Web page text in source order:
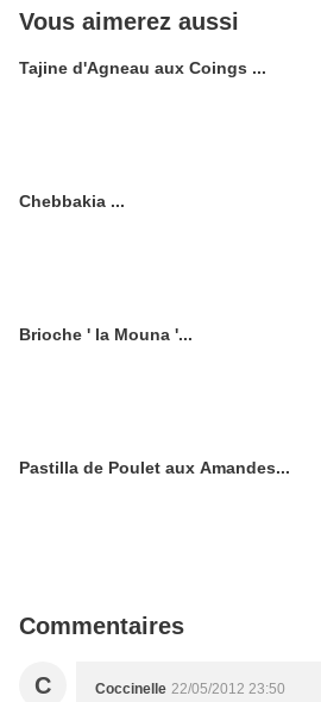
Vous aimerez aussi
Tajine d'Agneau aux Coings ...
Chebbakia ...
Brioche ' la Mouna '...
Pastilla de Poulet aux Amandes...
Commentaires
C Coccinelle 22/05/2012 23:50